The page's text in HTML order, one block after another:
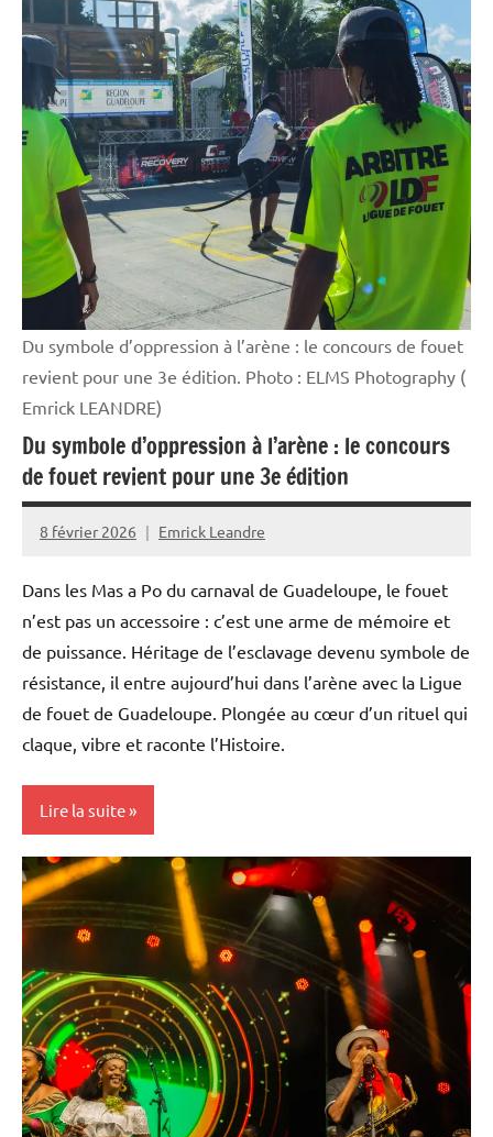
Culture
Guadeloupe
Outremer
Société
Du symbole d’oppression à l’arène : le concours de fouet
revient pour une 3e édition. Photo : ELMS Photography (
Emrick LEANDRE)
Du symbole d’oppression à l’arène : le concours
de fouet revient pour une 3e édition
8 février 2026 Emrick Leandre
Dans les Mas a Po du carnaval de Guadeloupe, le fouet
n’est pas un accessoire : c’est une arme de mémoire et
de puissance. Héritage de l’esclavage devenu symbole de
résistance, il entre aujourd’hui dans l’arène avec la Ligue
de fouet de Guadeloupe. Plongée au cœur d’un rituel qui
claque, vibre et raconte l’Histoire.
Lire la suite
Antilles-
Guyane
Caraïbe
Culture
Guadeloupe
Histoire